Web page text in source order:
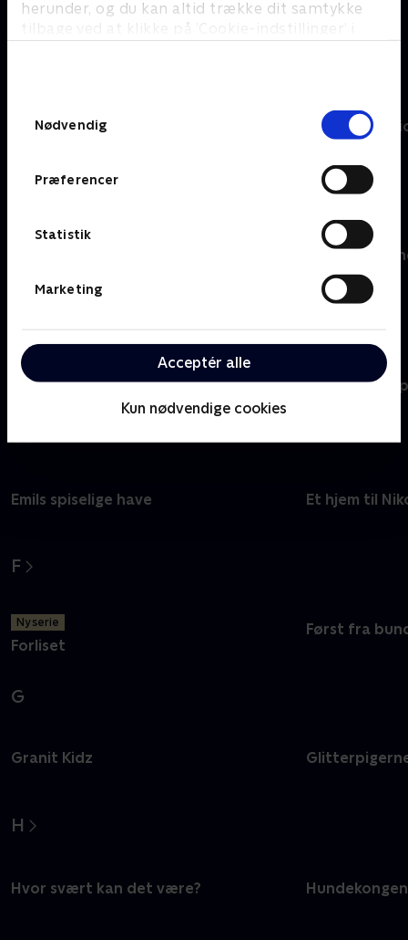
herunder, og du kan altid trække dit samtykke
tilbage ved at klikke på ’Cookie-indstillinger’ i
Nødvendig
Præferencer
Statistik
Marketing
Acceptér alle
Kun nødvendige cookies
Alle gør det vel? Alt på spil
Borgen for begyndere Bonden og
CPH
Dirchs datter
Drømmeslot
E
Emils spiselige have Et hjem til
F
Ny serie
Forliset
Først fra
G
Granit Kidz
H
Hvor svært kan det være? Hundekongen